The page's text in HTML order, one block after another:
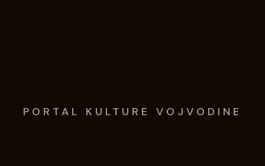
PORTAL KULTURE VOJVODINE